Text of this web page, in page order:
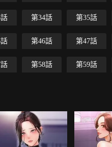
第34話 第35話
第46話 第47話
第58話 第59話